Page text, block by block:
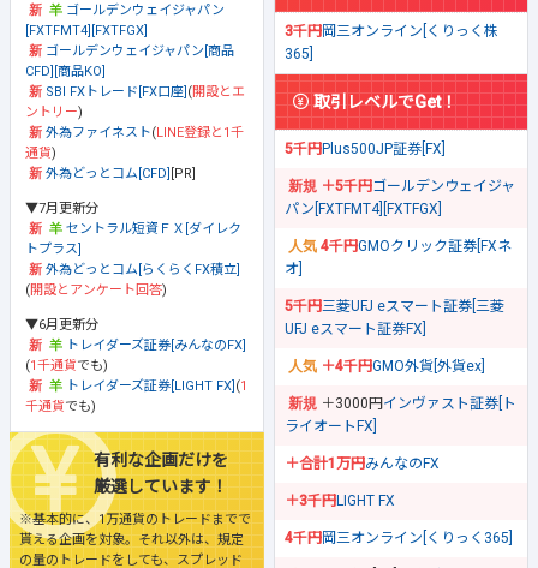
ゴールデンウェイジャパン
[FXTFMT4][FXTFGX]
ゴールデンウェイジャパン[商品
CFD][商品KO]
SBI FXトレード[FX口座] (開設とエ
ントリー)
外為ファイネスト(LINE登録と1千
通貨)
外為どっとコム[CFD] [PR]
▼7月更新分
セントラル短資ＦＸ[ダイレク
トプラス]
外為どっとコム[らくらくFX積立]
(開設とアンケート回答)
▼6月更新分
トレイダーズ証券[みんなのFX]
(1千通貨でも)
トレイダーズ証券[LIGHT FX] (1
千通貨でも)
有利な企画だけを
厳選しています！
※基本的に、1万通貨のトレードまでで
貰える企画を対象。それ以外は、規定
の量のトレードをしても、スプレッド
3千円岡三オンライン[くりっく株
365]
取引レベルでGet！
5千円Plus500JP証券[FX]
＋5千円ゴールデンウェイジャ
パン[FXTFMT4][FXTFGX]
4千円GMOクリック証券[FXネ
オ]
5千円三菱UFJ eスマート証券[三菱
UFJ eスマート証券FX]
＋4千円GMO外貨[外貨ex]
＋3000円インヴァスト証券[ト
ライオートFX]
＋合計1万円みんなのFX
＋3千円LIGHT FX
4千円岡三オンライン[くりっく365]